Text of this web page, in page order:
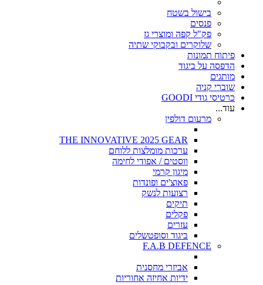
בישול בשטח
פנסים
פק"ל קפה ומוצרי גז
שלוקרים ובקבוקי שתיה
פיתוח תמונות
הדפסה על ביגוד
מותגים
שוברי קניה
כרטיסי גודי GOODI
עוד...
מרעום דולפין
THE INNOVATIVE 2025 GEAR
ערכות מומלצות ללוחם
ווסטים / אפודי לחימה
מיגון קרמי
פאוצ'ים ופונדות
רצועות לנשק
תיקים
פקלים
עזרים
ביגוד וסופטשלים
F.A.B DEFENCE
אביזרי מחסנית
ידיות אחיזה אחוריות